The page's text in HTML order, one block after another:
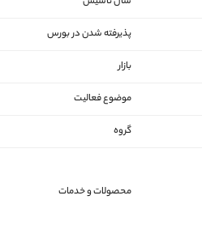
پذیرفته شدن در بورس
بازار
موضوع فعالیت
گروه
محصولات و خدمات